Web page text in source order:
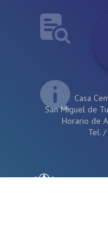
Casa
San Miguel de
Horario de
Tel./